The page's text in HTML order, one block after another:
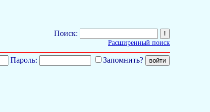
Поиск:
Расширенный поиск
Пароль: Запомнить?